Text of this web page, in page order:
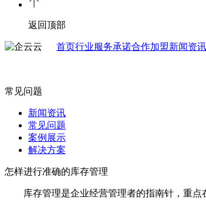
返回顶部
首页行业服务承诺合作加盟新闻资讯
常见问题
新闻资讯
常见问题
案例展示
解决方案
怎样进行准确的库存管理
库存管理是企业经营管理者的指南针，重点